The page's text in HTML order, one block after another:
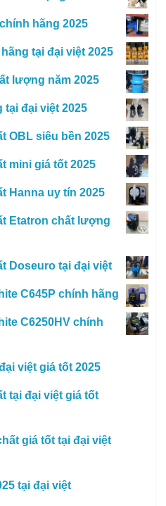
hãng 2025
tại đại việt 2025
lượng năm 2025
tại đại việt 2025
OBL siêu bền 2025
mini giá tốt 2025
Hanna uy tín 2025
Etatron chất lượng
Doseuro tại đại việt
C645P chính hãng
C6250HV chính
việt giá tốt 2025
tại đại việt giá tốt
giá tốt tại đại việt
tại đại việt